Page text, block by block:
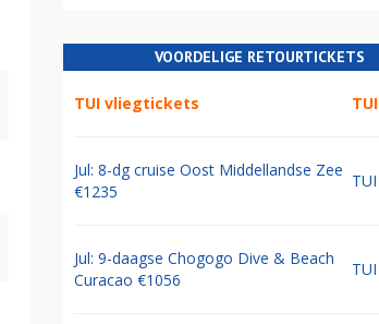
VOORDELIGE RETOURTICKETS
TUI vliegtickets TUI
Jul: 8-dg cruise Oost Middellandse Zee
€1235
TUI
Jul: 9-daagse Chogogo Dive & Beach
Curacao €1056
TUI